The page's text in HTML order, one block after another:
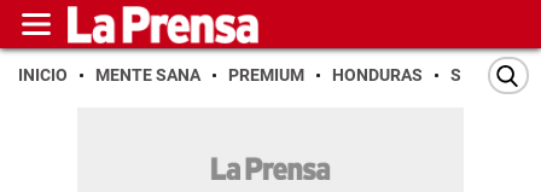
INICIO MENTE SANA PREMIUM HONDURAS SAN PEDRO